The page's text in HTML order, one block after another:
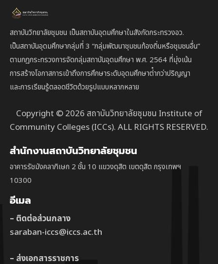
สถาบันวิทยาลัยชุมชน เป็นสถาบันอุดมศึกษาในสังกัดกระทรวงอว.
เป็นสถาบันอุดมศึกษากลุ่มที่ 3 “กลุ่มพัฒนาชุมชนท้องถิ่นหรือชุมชนอื่น”
ตามกฎกระทรวงการจัดกลุ่มสถาบันอุดมศึกษา พ.ศ. 2564 ที่มุ่งเน้น
การสร้างโอกาสการเข้าถึงการศึกษาระดับอุดมศึกษาต่ํากว่าปริญญา
และการเรียนรู้ตลอดชีวิตด้วยรูปแบบหลากหลาย
Copyright © 2026 สถาบันวิทยาลัยชุมชน Institute of
Community Colleges (ICCs). ALL RIGHTS RESERVED.
สำนักงานสถาบันวิทยาลัยชุมชน
อาคารรัชมังคลาภิเษก 2 ชั้น 10 แขวงดุสิต เขตดุสิต กรุงเทพฯ
10300
อีเมล
– ติดต่อส่วนกลาง
saraban-iccs@iccs.ac.th
– ส่งเอกสารราชการ